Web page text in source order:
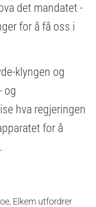
det mandatet -
for å få oss i
klyngen og
og
hva regjeringen
for å
Elkem utfordrer